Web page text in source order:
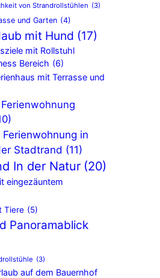
von Strandrollstühlen (3)
und Garten (4)
mit Hund (17)
mit Rollstuhl
Bereich (6)
mit Terrasse und
in
Stadtrand (11)
In der Natur (20)
eingezäuntem
Tiere (5)
Panoramablick
(3)
auf dem Bauernhof